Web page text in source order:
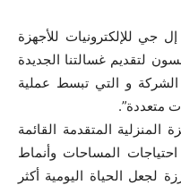
جي للإلكترونيات للأجهزة
لتقديم غسالتنا الجديدة
الشركة و التي تبسط عملية
متعددة”.
المتقدمة القائمة
المساحات وأنماط
لجعل الحياة اليومية أكثر